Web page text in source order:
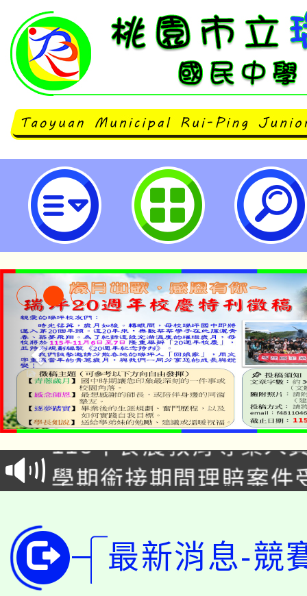
「2026 鏡頭裡的綠色行動」永續
市立瑞坪國民中學
淨零綠生活教案入校路
會
115年食農教育專業人
程
學期銜接期間理賠案件
版
公告本校115學年度第
代理(課)教師甄選結果(
「2026金融保險知識
最新消息-競